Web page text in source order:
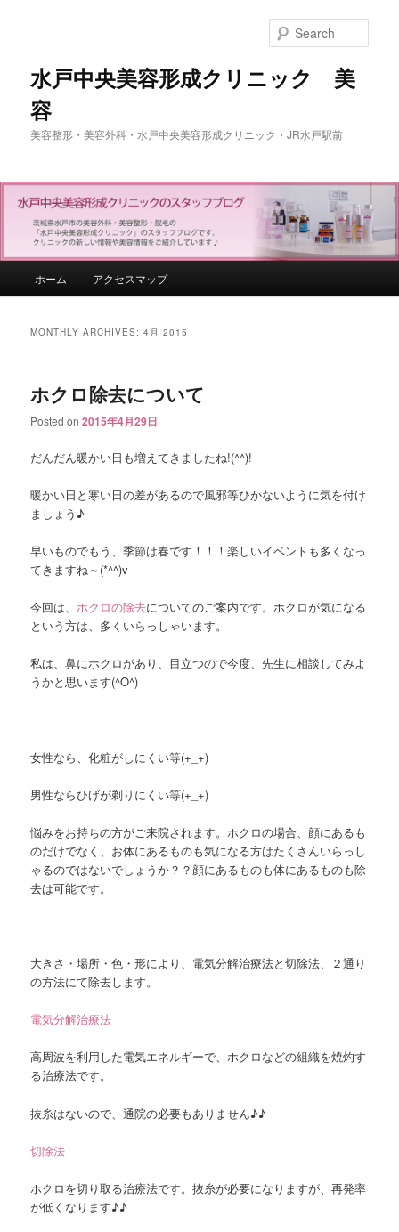
水戸中央美容形成クリニック 美
容
美容整形・美容外科・水戸中央美容形成クリニック・JR水戸駅前
Skip to primary content
Skip to secondary content
ホーム アクセスマップ
MONTHLY ARCHIVES:4月 2015
ホクロ除去について
Posted on2015年4月29日
だんだん暖かい日も増えてきましたね!(^^)!
暖かい日と寒い日の差があるので風邪等ひかないように気を付け
ましょう♪
早いものでもう、季節は春です！！！楽しいイベントも多くなっ
てきますね～(*^^)v
今回は、ホクロの除去についてのご案内です。ホクロが気になる
という方は、多くいらっしゃいます。
私は、鼻にホクロがあり、目立つので今度、先生に相談してみよ
うかと思います(^O^)
女性なら、化粧がしにくい等(+_+)
男性ならひげが剃りにくい等(+_+)
悩みをお持ちの方がご来院されます。ホクロの場合、顔にあるも
のだけでなく、お体にあるものも気になる方はたくさんいらっし
ゃるのではないでしょうか？？顔にあるものも体にあるものも除
去は可能です。
大きさ・場所・色・形により、電気分解治療法と切除法、２通り
の方法にて除去します。
電気分解治療法
高周波を利用した電気エネルギーで、ホクロなどの組織を焼灼す
る治療法です。
抜糸はないので、通院の必要もありません♪♪
切除法
ホクロを切り取る治療法です。抜糸が必要になりますが、再発率
が低くなります♪♪